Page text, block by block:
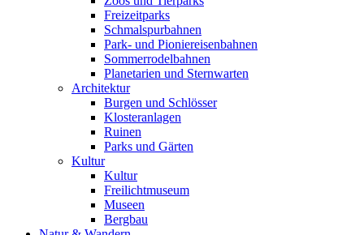
Freizeitparks
Schmalspurbahnen
Park- und Pioniereisenbahnen
Sommerrodelbahnen
Planetarien und Sternwarten
Architektur
Burgen und Schlösser
Klosteranlagen
Ruinen
Parks und Gärten
Kultur
Kultur
Freilichtmuseum
Museen
Bergbau